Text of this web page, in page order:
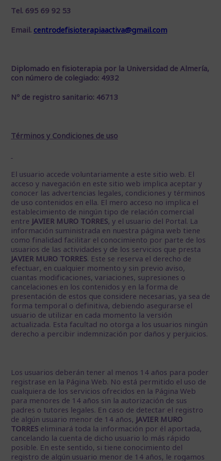
Tel. 695 69 92 53
Email. centrodefisioterapiaactiva@gmail.com
Diplomado en fisioterapia por la Universidad de Almería,
con número de colegiado: 4932
Nº de registro sanitario: 46713
Términos y Condiciones de uso
El usuario accede voluntariamente a este sitio web. El
acceso y navegación en este sitio web implica aceptar y
conocer las advertencias legales, condiciones y términos
de uso contenidos en ella. El mero acceso no implica el
establecimiento de ningún tipo de relación comercial
entre JAVIER MURO TORRES, y el usuario del Portal. La
información suministrada en nuestra página web tiene
como finalidad facilitar el conocimiento por parte de los
usuarios de las actividades y de los servicios que presta
JAVIER MURO TORRES. Este se reserva el derecho de
efectuar, en cualquier momento y sin previo aviso,
cuantas modificaciones, variaciones, supresiones o
cancelaciones en los contenidos y en la forma de
presentación de estos que considere necesarias, ya sea de
forma temporal o definitiva, debiendo asegurarse el
usuario de utilizar en cada momento la versión
actualizada. Esta facultad no otorga a los usuarios ningún
derecho a percibir indemnización por daños y perjuicios.
Los usuarios deberán tener al menos 14 años para poder
registrase en la Página Web. No está permitido el uso de
cualquiera de los servicios ofrecidos en la Página Web
para menores de 14 años sin la autorización de sus
padres o tutores legales. En caso de detectar el registro
de algún usuario menor de 14 años, JAVIER MURO
TORRES eliminará toda la información por él aportada,
cancelando la cuenta de dicho usuario lo más rápido
posible. En este sentido, si tiene conocimiento del
registro de algún usuario menor de 14 años, le rogamos